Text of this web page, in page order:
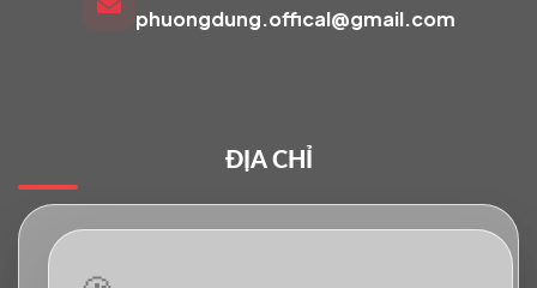
phuongdung.offical@gmail.com
ĐỊA CHỈ